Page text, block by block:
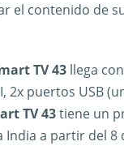
el contenido de
TV 43 llega
2x puertos USB
TV 43tiene un
India a partir del